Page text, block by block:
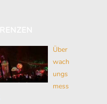
Über
wach
ungs
mess